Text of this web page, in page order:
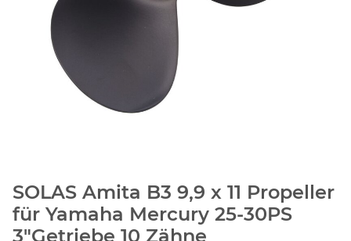
SOLAS Amita B3 9,9 x 11 Propeller
für Yamaha Mercury 25-30PS
3"Getriebe 10 Zähne